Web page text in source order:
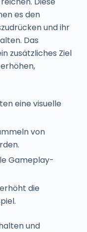
es den
und ihr
Das
zusätzliches Ziel
eine visuelle
von
Gameplay-
die
und